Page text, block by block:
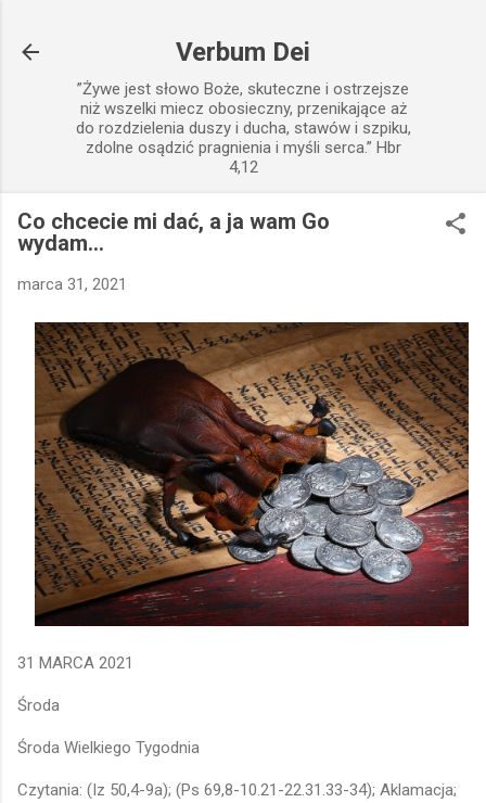
Verbum Dei
”Żywe jest słowo Boże, skuteczne i ostrzejsze
niż wszelki miecz obosieczny, przenikające aż
do rozdzielenia duszy i ducha, stawów i szpiku,
zdolne osądzić pragnienia i myśli serca.” Hbr
4,12
Co chcecie mi dać, a ja wam Go
wydam...
marca 31, 2021
31 MARCA 2021
Środa
Środa Wielkiego Tygodnia
Czytania: (Iz 50,4-9a); (Ps 69,8-10.21-22.31.33-34); Aklamacja;